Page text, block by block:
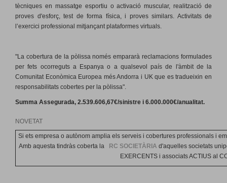
tècniques en massatge esportiu o activació muscular, realització de
proves d'esforç, test de forma física, i proves similars. Activitats de
l’exercici professional mitjançant plataformes virtuals.
"La cobertura de la pòlissa només empararà reclamacions formulades
per fets ocorreguts a Espanya o a qualsevol país de l'àmbit de
la
Comunitat Econòmica Europea més Andorra i UKque es tradueixin en
responsabilitats cobertes per la pòlissa".
Summa Assegurada, 2.539.606,67€/sinistre i 6.000.000€/anualitat.
NOVETAT
Si ets empresa o autònom amplia els serveis i cobertures professionals i
Amb aquesta tindràs coberta la
RC SOCIETÀRIA d'aquelles societats
EXERCENTS i associats ACTIUS al